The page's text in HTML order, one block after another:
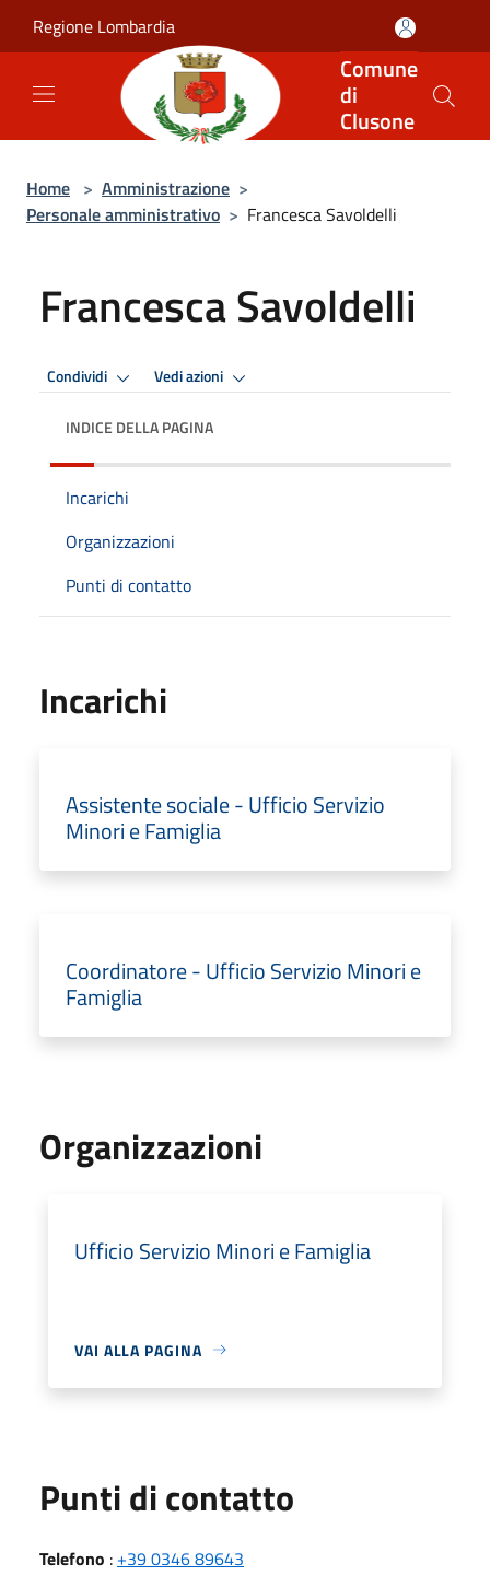
Regione Lombardia
Comune
di
Clusone
Home > Amministrazione >
Personale amministrativo > Francesca Savoldelli
Francesca Savoldelli
Condividi Vedi azioni
INDICE DELLA PAGINA
Incarichi
Organizzazioni
Punti di contatto
Incarichi
Assistente sociale - Ufficio Servizio
Minori e Famiglia
Coordinatore - Ufficio Servizio Minori e
Famiglia
Organizzazioni
Ufficio Servizio Minori e Famiglia
VAI ALLA PAGINA
Punti di contatto
Telefono : +39 0346 89643